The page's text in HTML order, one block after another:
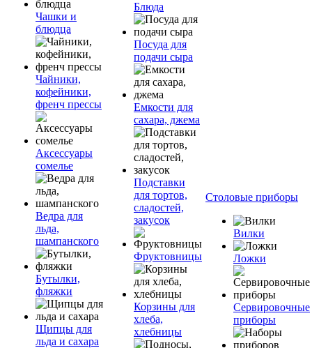
Чашки и
блюдца
Чайники,
кофейники,
френч прессы
Аксессуары
сомелье
Ведра для
льда,
шампанского
Бутылки,
фляжки
Щипцы для
льда и сахара
Блюда
Посуда для
подачи сыра
Емкости для
сахара, джема
Подставки
для тортов,
сладостей,
закусок
Фруктовницы
Корзины для
хлеба,
хлебницы
Столовые приборы
Вилки
Ложки
Сервировочные
приборы